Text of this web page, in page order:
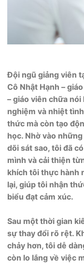
Đội ngũ giảng viên
Cô Nhật Hạnh –
– giáo viên chữa
nghiệm và nhiệt
thức mà còn tạo
học. Nhờ vào
dõi sát sao, tôi đã
mình và cải thiện
khích tôi thực hành
lại, giúp tôi nhận
biểu đạt cảm xúc.
Sau một thời gian
sự thay đổi rõ rệt.
chảy hơn, tôi dễ
còn lo lắng về việc